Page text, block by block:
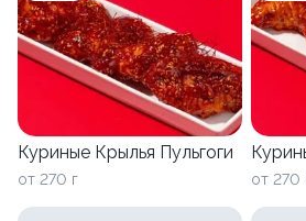
Куриные Крылья Пульгоги
от 270 г от 270